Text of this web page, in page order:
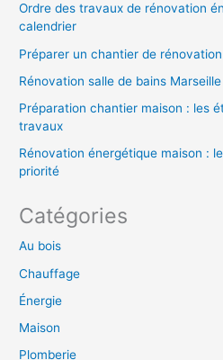
:
Ordre des travaux de rénovation
calendrier
Préparer un chantier de
Rénovation salle de bains
Préparation chantier maison : les
travaux
Rénovation énergétique maison :
priorité
Catégories
Au bois
Chauffage
Énergie
Maison
Plomberie